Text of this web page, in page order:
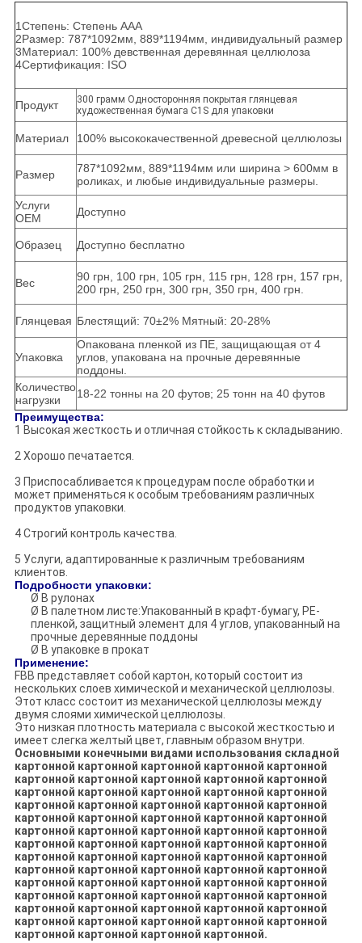
1Степень: Степень AAA
2Размер: 787*1092мм, 889*1194мм, индивидуальный размер
3Материал: 100% девственная деревянная целлюлоза
4Сертификация: ISO
Продукт
300 грамм Односторонняя покрытая глянцевая
художественная бумага C1S для упаковки
Материал 100% высококачественной древесной целлюлозы
Размер
787*1092мм, 889*1194мм или ширина > 600мм в
роликах, и любые индивидуальные размеры.
Услуги
OEM
Доступно
Образец Доступно бесплатно
Вес
90 грн, 100 грн, 105 грн, 115 грн, 128 грн, 157 грн,
200 грн, 250 грн, 300 грн, 350 грн, 400 грн.
Глянцевая Блестящий: 70±2% Мятный: 20-28%
Упаковка
Опакована пленкой из ПЕ, защищающая от 4
углов, упакована на прочные деревянные
поддоны.
Количество
нагрузки
18-22 тонны на 20 футов; 25 тонн на 40 футов
Преимущества:
1 Высокая жесткость и отличная стойкость к складыванию.
2 Хорошо печатается.
3 Приспосабливается к процедурам после обработки и
может применяться к особым требованиям различных
продуктов упаковки.
4 Строгий контроль качества.
5 Услуги, адаптированные к различным требованиям
клиентов.
Подробности упаковки:
Ø В рулонах
Ø В палетном листе:Упакованный в крафт-бумагу, PE-
пленкой, защитный элемент для 4 углов, упакованный на
прочные деревянные поддоны
Ø В упаковке в прокат
Применение:
FBB представляет собой картон, который состоит из
нескольких слоев химической и механической целлюлозы.
Этот класс состоит из механической целлюлозы между
двумя слоями химической целлюлозы.
Это низкая плотность материала с высокой жесткостью и
имеет слегка желтый цвет, главным образом внутри.
Основными конечными видами использования складной
картонной картонной картонной картонной картонной
картонной картонной картонной картонной картонной
картонной картонной картонной картонной картонной
картонной картонной картонной картонной картонной
картонной картонной картонной картонной картонной
картонной картонной картонной картонной картонной
картонной картонной картонной картонной картонной
картонной картонной картонной картонной картонной
картонной картонной картонной картонной картонной
картонной картонной картонной картонной картонной
картонной картонной картонной картонной картонной
картонной картонной картонной картонной картонной
картонной картонной картонной картонной картонной
картонной картонной картонной картонной.